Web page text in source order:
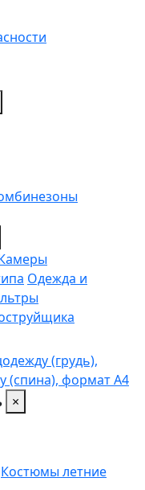
Одежда и
(грудь),
(спина), формат А4
×
Костюмы летние